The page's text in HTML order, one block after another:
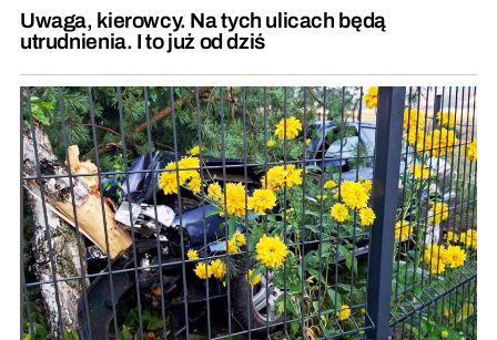
Uwaga, kierowcy. Na tych ulicach będą
utrudnienia. I to już od dziś